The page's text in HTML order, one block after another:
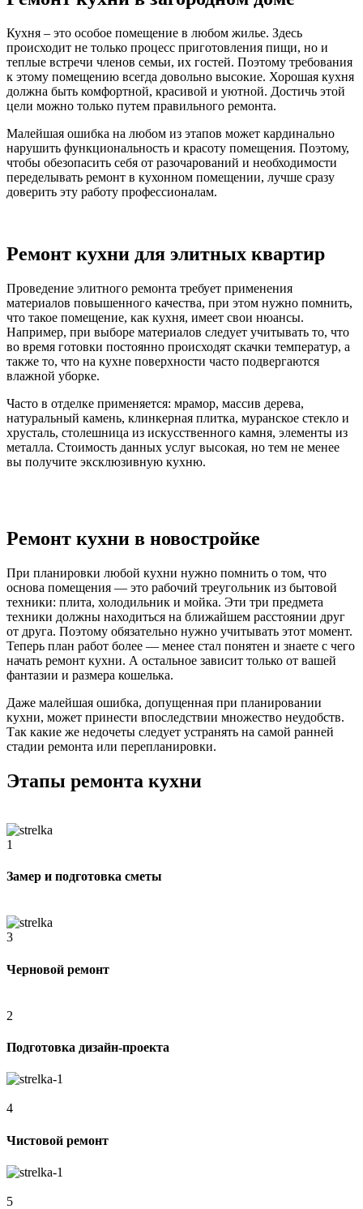
Кухня – это особое помещение в любом жилье. Здесь
происходит не только процесс приготовления пищи, но и
теплые встречи членов семьи, их гостей. Поэтому требования
к этому помещению всегда довольно высокие. Хорошая кухня
должна быть комфортной, красивой и уютной. Достичь этой
цели можно только путем правильного ремонта.
Малейшая ошибка на любом из этапов может кардинально
нарушить функциональность и красоту помещения. Поэтому,
чтобы обезопасить себя от разочарований и необходимости
переделывать ремонт в кухонном помещении, лучше сразу
доверить эту работу профессионалам.
Ремонт кухни для элитных квартир
Проведение элитного ремонта требует применения
материалов повышенного качества, при этом нужно помнить,
что такое помещение, как кухня, имеет свои нюансы.
Например, при выборе материалов следует учитывать то, что
во время готовки постоянно происходят скачки температур, а
также то, что на кухне поверхности часто подвергаются
влажной уборке.
Часто в отделке применяется: мрамор, массив дерева,
натуральный камень, клинкерная плитка, муранское стекло и
хрусталь, столешница из искусственного камня, элементы из
металла. Стоимость данных услуг высокая, но тем не менее
вы получите эксклюзивную кухню.
Ремонт кухни в новостройке
При планировки любой кухни нужно помнить о том, что
основа помещения — это рабочий треугольник из бытовой
техники: плита, холодильник и мойка. Эти три предмета
техники должны находиться на ближайшем расстоянии друг
от друга. Поэтому обязательно нужно учитывать этот момент.
Теперь план работ более — менее стал понятен и знаете с чего
начать ремонт кухни. А остальное зависит только от вашей
фантазии и размера кошелька.
Даже малейшая ошибка, допущенная при планировании
кухни, может принести впоследствии множество неудобств.
Так какие же недочеты следует устранять на самой ранней
стадии ремонта или перепланировки.
Этапы ремонта кухни
1
Замер и подготовка сметы
3
Черновой ремонт
2
Подготовка дизайн-проекта
4
Чистовой ремонт
5